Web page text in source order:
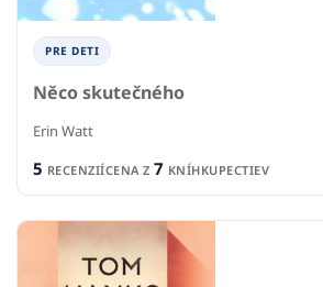
PRE DETI
Něco skutečného
Erin Watt
5 RECENZIÍCENA Z 7 KNÍHKUPECTIEV